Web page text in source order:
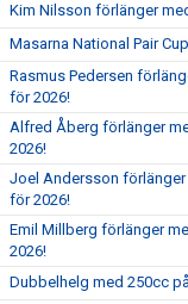
Kim Nilsson förlänger
Masarna National Pair
Rasmus Pedersen
för 2026!
Alfred Åberg förlänger
2026!
Joel Andersson
för 2026!
Emil Millberg förlänger
2026!
Dubbelhelg med 250cc